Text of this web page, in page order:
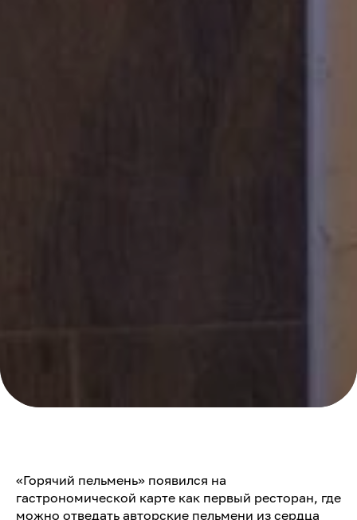
«Горячий пельмень» появился на
гастрономической карте как первый ресторан, где
можно отведать авторские пельмени из сердца